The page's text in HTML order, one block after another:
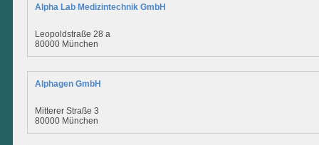
Alpha Lab Medizintechnik GmbH
Leopoldstraße 28 a
80000 München
Alphagen GmbH
Mitterer Straße 3
80000 München